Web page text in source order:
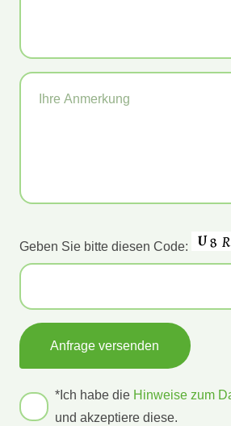
lasse
dieses
Feld
Geben Sie bitte diesen Code:
*Ich habe die Hinweise zum
und akzeptiere diese.